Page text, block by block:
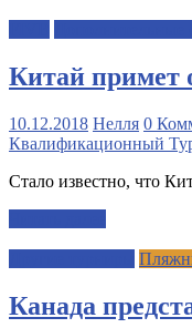
Китай примет
10.12.2018 Нелля 0
Квалификационный
Стало известно, что
Канада